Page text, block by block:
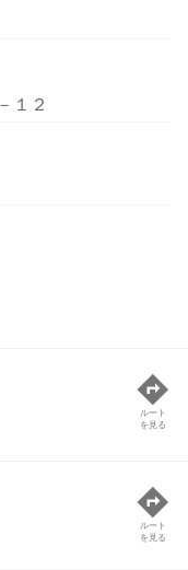
１２
ルート
を見る
ルート
を見る